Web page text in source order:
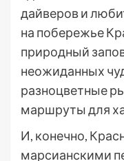
дайверов и
на побережье
природный
неожиданных
разноцветные
маршруты для
И, конечно,
марсианскими